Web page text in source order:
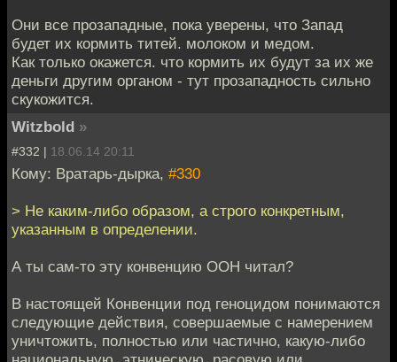
Они все прозападные, пока уверены, что Запад
будет их кормить титей. молоком и медом.
Как только окажется. что кормить их будут за их же
деньги другим органом - тут прозападность сильно
скукожится.
Witzbold »
#332 | 18.06.14 20:11
Кому: Вратарь-дырка, #330
> Не каким-либо образом, а строго конкретным,
указанным в определении.
А ты сам-то эту конвенцию ООН читал?
В настоящей Конвенции под геноцидом понимаются
следующие действия, совершаемые с намерением
уничтожить, полностью или частично, какую-либо